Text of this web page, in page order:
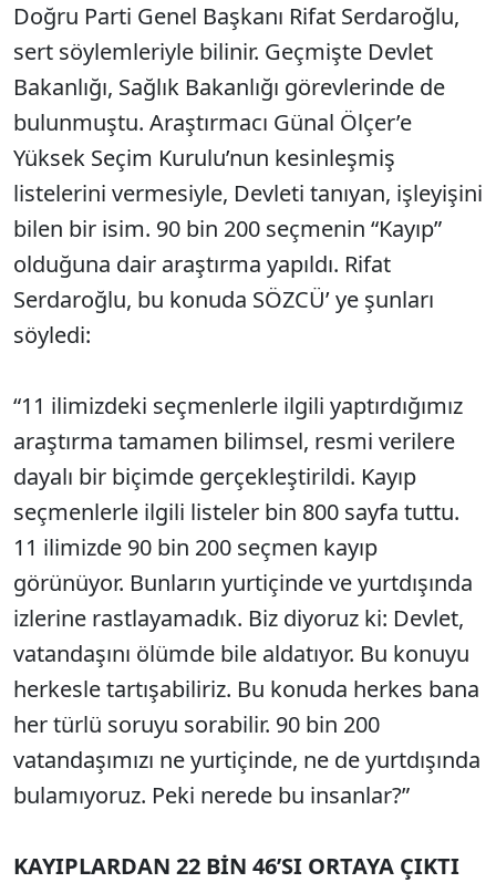
Doğru Parti Genel Başkanı Rifat Serdaroğlu,
sert söylemleriyle bilinir. Geçmişte Devlet
Bakanlığı, Sağlık Bakanlığı görevlerinde de
bulunmuştu. Araştırmacı Günal Ölçer’e
Yüksek Seçim Kurulu’nun kesinleşmiş
listelerini vermesiyle, Devleti tanıyan, işleyişini
bilen bir isim. 90 bin 200 seçmenin “Kayıp”
olduğuna dair araştırma yapıldı. Rifat
Serdaroğlu, bu konuda SÖZCÜ’ ye şunları
söyledi:
“11 ilimizdeki seçmenlerle ilgili yaptırdığımız
araştırma tamamen bilimsel, resmi verilere
dayalı bir biçimde gerçekleştirildi. Kayıp
seçmenlerle ilgili listeler bin 800 sayfa tuttu.
11 ilimizde 90 bin 200 seçmen kayıp
görünüyor. Bunların yurtiçinde ve yurtdışında
izlerine rastlayamadık. Biz diyoruz ki: Devlet,
vatandaşını ölümde bile aldatıyor. Bu konuyu
herkesle tartışabiliriz. Bu konuda herkes bana
her türlü soruyu sorabilir. 90 bin 200
vatandaşımızı ne yurtiçinde, ne de yurtdışında
bulamıyoruz. Peki nerede bu insanlar?”
KAYIPLARDAN 22 BİN 46’SI ORTAYA ÇIKTI